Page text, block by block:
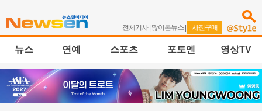
전체기사| 많이본뉴스 | 사진구매
뉴스 연예 스포츠 포토엔 영상TV